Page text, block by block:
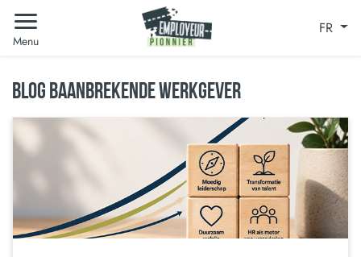
Menu
FR
BLOG BAANBREKENDE WERKGEVER